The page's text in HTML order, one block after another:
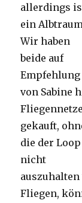
allerdings
ein
Wir haben
beide auf
Empfehlung
von Sabine
Fliegennetze
gekauft,
die der Loop
nicht
Fliegen,